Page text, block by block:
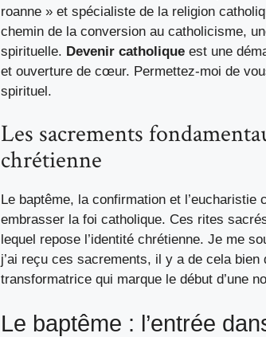
roanne » et spécialiste de la religion
chemin de la conversion au catholicisme,
spirituelle. Devenir catholique est une
et ouverture de cœur. Permettez-moi de
spirituel.
Les sacrements
chrétienne
Le baptême, la confirmation et
embrasser la foi catholique. Ces rites
lequel repose l’identité chrétienne. Je me
j’ai reçu ces sacrements, il y a de cela
transformatrice qui marque le début d’une
Le baptême : l’entrée